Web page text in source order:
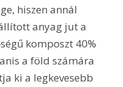
hiszen annál
anyag jut a
komposzt 40%
a föld számára
ki a legkevesebb